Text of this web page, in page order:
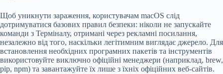
Щоб уникнути зараження, користувачам macOS слід
дотримуватися базових правил безпеки: ніколи не запускайте
команди з Терміналу, отримані через рекламні посилання,
незалежно від того, наскільки легітимним виглядає джерело. Для
встановлення необхідних програмних пакетів та інструментів
використовуйте виключно офіційні менеджери (наприклад, brew,
pip, npm) та завантажуйте їх лише з їхніх офіційних веб-сайтів.